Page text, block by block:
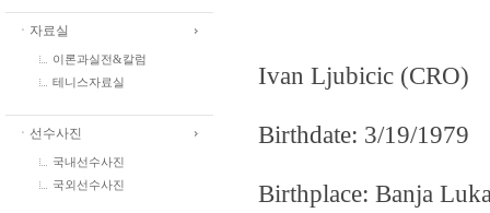
ㆍ자료실
이론과실전&칼럼
테니스자료실
ㆍ선수사진
국내선수사진
국외선수사진
Ivan Ljubicic (CRO)
Birthdate: 3/19/1979
Birthplace: Banja